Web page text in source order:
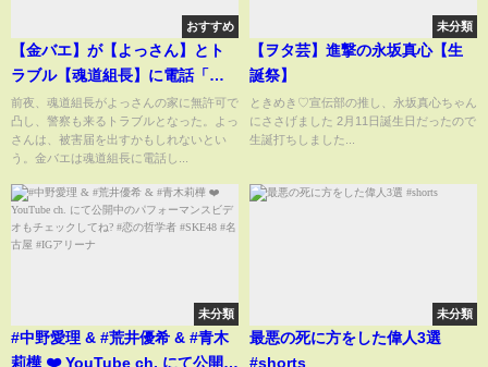
おすすめ
【金バエ】が【よっさん】とト
ラブル【魂道組長】に電話「捕
まるのはどっち？」
前夜、魂道組長がよっさんの家に無許可で
凸し、警察も来るトラブルとなった。よっ
さんは、被害届を出すかもしれないとい
う。金バエは魂道組長に電話し...
未分類
【ヲタ芸】進撃の永坂真心【生
誕祭】
ときめき♡宣伝部の推し、永坂真心ちゃん
にささげました 2月11日誕生日だったので
生誕打ちしました...
未分類
#中野愛理 & #荒井優希 & #青木
莉樺 ❤️ YouTube ch. にて公開中
未分類
最悪の死に方をした偉人3選
#shorts